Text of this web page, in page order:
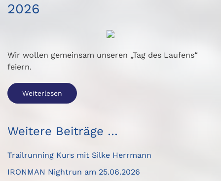
2026
Wir wollen gemeinsam unseren „Tag des Laufens“
feiern.
Weiterlesen
Weitere Beiträge …
Trailrunning Kurs mit Silke Herrmann
IRONMAN Nightrun am 25.06.2026